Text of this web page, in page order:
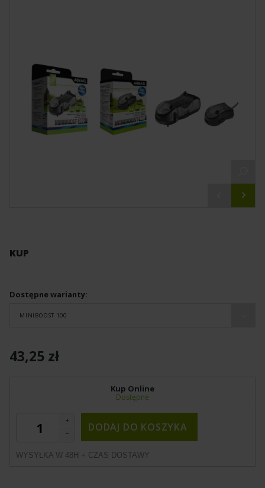
KUP
Dostępne warianty:
MINIBOOST 100
43,25 zł
Kup Online
Dostępne
DODAJ DO KOSZYKA
WYSYŁKA W 48H + CZAS DOSTAWY